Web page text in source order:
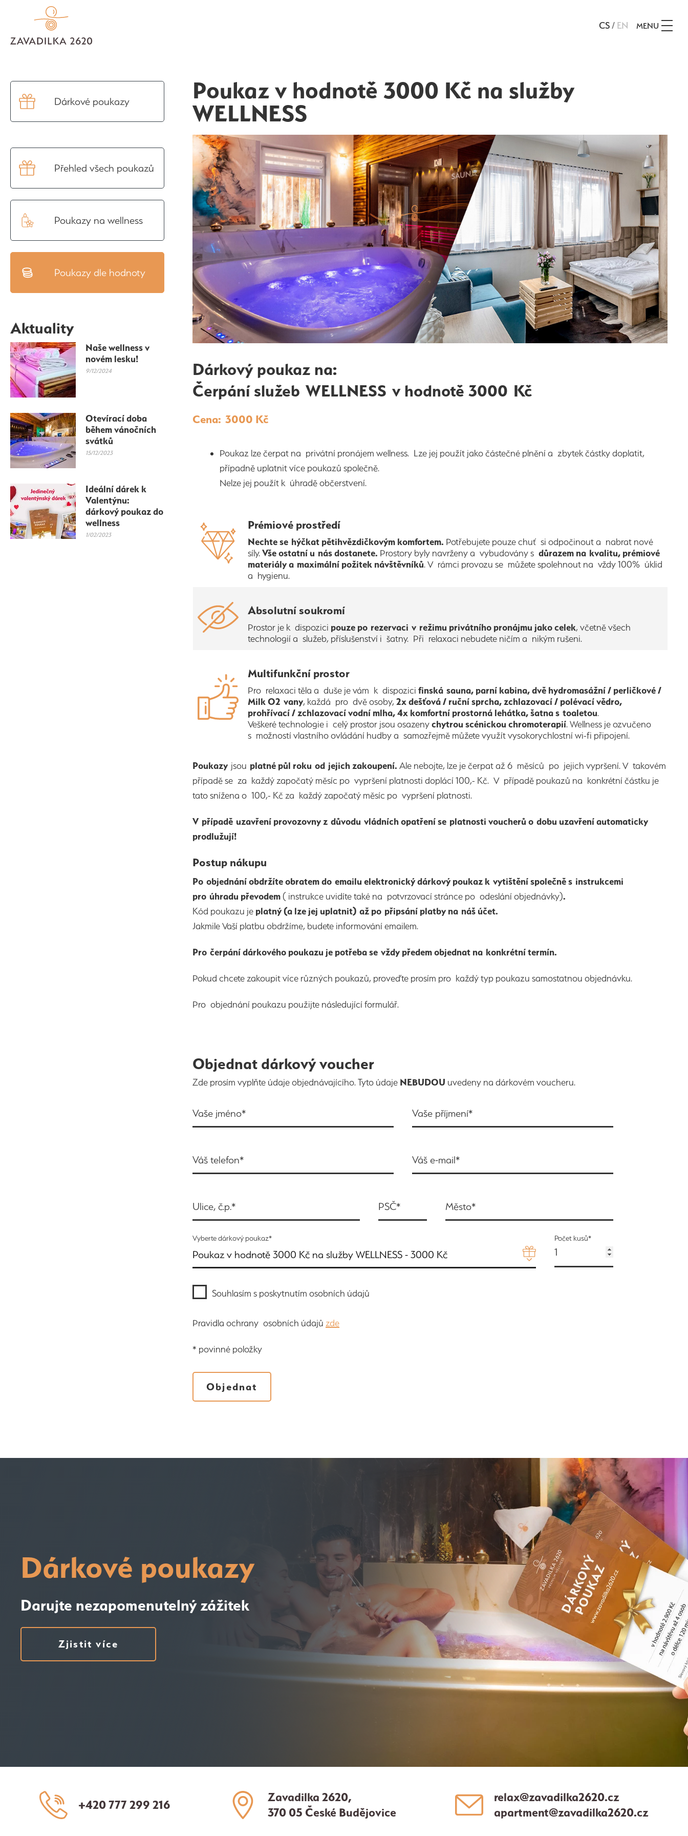
CS/ EN MENU
Dárkové poukazy
Přehled všech poukazů
Poukazy na wellness
Poukazy dle hodnoty
Aktuality
Naše wellness v
novém lesku!
9/12/2024
Otevírací doba
během vánočních
svátků
15/12/2023
Ideální dárek k
Valentýnu:
dárkový poukaz do
wellness
1/02/2023
Poukaz v hodnotě 3000 Kč na služby
WELLNESS
Dárkový poukaz na:
Čerpání služeb WELLNESS v hodnotě 3000 Kč
Cena: 3000 Kč
Poukaz lze čerpat na privátní pronájem wellness. Lze jej použít jako částečné plnění a zbytek částky doplatit,
případně uplatnit více poukazů společně.
Nelze jej použít k úhradě občerstvení.
Prémiové prostředí
Nechte se hýčkat pětihvězdičkovým komfortem. Potřebujete pouze chuť si odpočinout a nabrat nové
síly.Vše ostatní u nás dostanete. Prostory byly navrženy a vybudovány s důrazem na kvalitu, prémiové
materiály a maximální požitek návštěvníků. V rámci provozu se můžete spolehnout na vždy 100% úklid
a hygienu.
Absolutní soukromí
Prostor je k dispozici pouze po rezervaci v režimu privátního pronájmu jako celek, včetně všech
technologií a služeb, příslušenství i šatny. Při relaxaci nebudete ničím a nikým rušeni.
Multifunkční prostor
Pro relaxaci těla a duše je vám k dispozici finská sauna, parní kabina, dvě hydromasážní / perličkové /
Milk O2 vany, každá pro dvě osoby, 2x dešťová / ruční sprcha, zchlazovací / polévací vědro,
prohřívací / zchlazovací vodní mlha, 4x komfortní prostorná lehátka, šatna s toaletou.
Veškeré technologie i celý prostor jsou osazenychytrou scénickou chromoterapií. Wellness je ozvučeno
s možností vlastního ovládání hudby a samozřejmě můžete využít vysokorychlostní wi-fi připojení.
Poukazy jsou platné půl roku od jejich zakoupení. Ale nebojte, lze je čerpat až 6 měsíců po jejich vypršení. V takovém
případě se za každý započatý měsíc po vypršení platnosti doplácí 100,- Kč. V případě poukazů na konkrétní částku je
tato snížena o 100,- Kč za každý započatý měsíc po vypršení platnosti.
V případě uzavření provozovny z důvodu vládních opatření se platnosti voucherů o dobu uzavření automaticky
prodlužují!
Postup nákupu
Po objednání obdržíte obratem do emailu elektronický dárkový poukaz k vytištění společně s instrukcemi
pro úhradu převodem ( instrukce uvidíte také na potvrzovací stránce po odeslání objednávky).
Kód poukazu je platný (a lze jej uplatnit) až po připsání platby na náš účet.
Jakmile Vaší platbu obdržíme, budete informování emailem.
Pro čerpání dárkového poukazu je potřeba se vždy předem objednat na konkrétní termín.
Pokud chcete zakoupit více různých poukazů, proveďte prosím pro každý typ poukazu samostatnou objednávku.
Pro objednání poukazu použijte následující formulář.
Objednat dárkový voucher
Zde prosím vyplňte údaje objednávajícího. Tyto údaje NEBUDOU uvedeny na dárkovém voucheru.
Vaše jméno* Vaše příjmení*
Váš telefon* Váš e-mail*
Ulice, č.p.* PSČ* Město*
Vyberte dárkový poukaz*
Poukaz v hodnotě 3000 Kč na služby WELLNESS - 3000 Kč
Počet kusů*
Souhlasím s poskytnutím osobních údajů
Pravidla ochrany osobních údajů zde
* povinné položky
Objednat
Dárkové poukazy
Darujte nezapomenutelný zážitek
Zjistit více
+420 777 299 216
Zavadilka 2620,
370 05 České Budějovice
relax@zavadilka2620.cz
apartment@zavadilka2620.cz